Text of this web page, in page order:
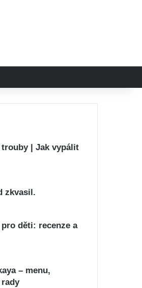
| Jak vypálit
zkvasil.
děti: recenze a
– menu,
rady